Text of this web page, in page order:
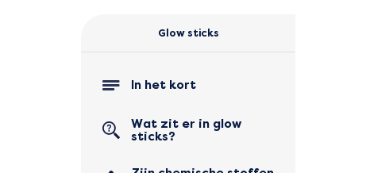
Glow sticks
In het kort
Wat zit er in glow
sticks?